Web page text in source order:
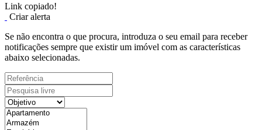
Link copiado!
Criar alerta
Se não encontra o que procura, introduza o seu email para receber
notificações sempre que existir um imóvel com as características
abaixo selecionadas.